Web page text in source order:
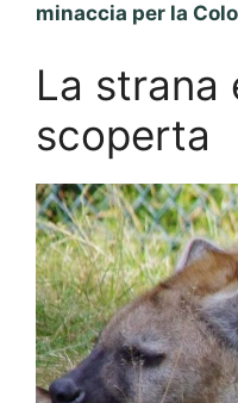
minaccia per la
La strana
scoperta